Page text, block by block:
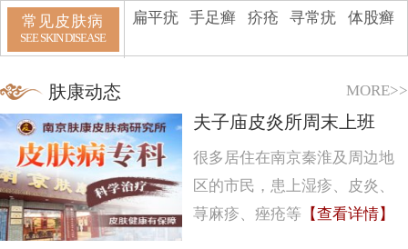
常见皮肤病
SEE SKIN DISEASE
扁平疣 手足癣 疥疮 寻常疣 体股癣
肤康动态 MORE>>
夫子庙皮炎所周末上班
很多居住在南京秦淮及周边地
区的市民，患上湿疹、皮炎、
荨麻疹、痤疮等 【查看详情】